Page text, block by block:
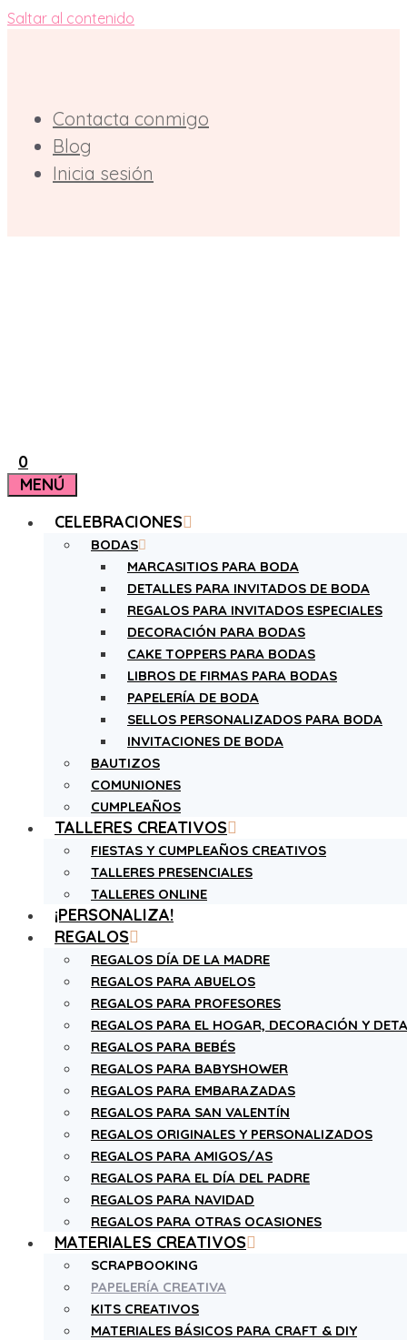
Saltar al contenido
Contacta conmigo
Blog
Inicia sesión
0
MENÚ
CELEBRACIONES
BODAS
MARCASITIOS PARA BODA
DETALLES PARA INVITADOS DE BODA
REGALOS PARA INVITADOS ESPECIALES
DECORACIÓN PARA BODAS
CAKE TOPPERS PARA BODAS
LIBROS DE FIRMAS PARA BODAS
PAPELERÍA DE BODA
SELLOS PERSONALIZADOS PARA BODA
INVITACIONES DE BODA
BAUTIZOS
COMUNIONES
CUMPLEAÑOS
TALLERES CREATIVOS
FIESTAS Y CUMPLEAÑOS CREATIVOS
TALLERES PRESENCIALES
TALLERES ONLINE
¡PERSONALIZA!
REGALOS
REGALOS DÍA DE LA MADRE
REGALOS PARA ABUELOS
REGALOS PARA PROFESORES
REGALOS PARA EL HOGAR, DECORACIÓN Y
REGALOS PARA BEBÉS
REGALOS PARA BABYSHOWER
REGALOS PARA EMBARAZADAS
REGALOS PARA SAN VALENTÍN
REGALOS ORIGINALES Y PERSONALIZADOS
REGALOS PARA AMIGOS/AS
REGALOS PARA EL DÍA DEL PADRE
REGALOS PARA NAVIDAD
REGALOS PARA OTRAS OCASIONES
MATERIALES CREATIVOS
SCRAPBOOKING
PAPELERÍA CREATIVA
KITS CREATIVOS
MATERIALES BÁSICOS PARA CRAFT & DIY